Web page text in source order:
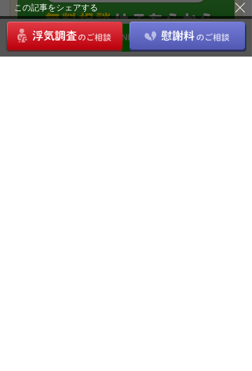
この記事をシェアする